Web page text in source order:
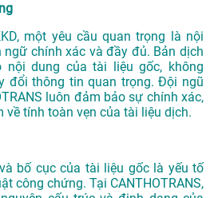
một yêu cầu quan trọng là nội
chính xác và đầy đủ. Bản dịch
nội dung của tài liệu gốc, không
đổi thông tin quan trọng. Đội ngũ
luôn đảm bảo sự chính xác,
về tính toàn vẹn của tài liệu dịch.
bố cục của tài liệu gốc là yếu tố
công chứng. Tại CANTHOTRANS,